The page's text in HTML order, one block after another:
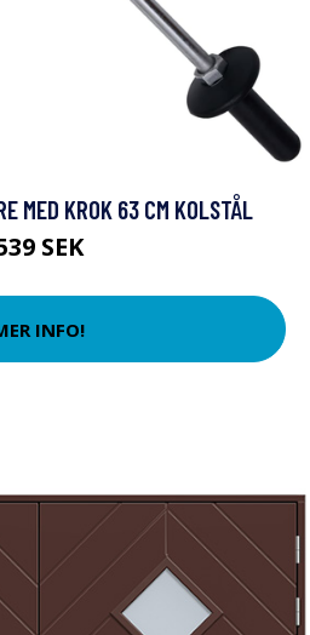
MED KROK 63 CM KOLSTÅL
SEK
INFO!